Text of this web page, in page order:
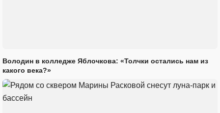
Володин в колледже Яблочкова: «Толчки остались нам из
какого века?»